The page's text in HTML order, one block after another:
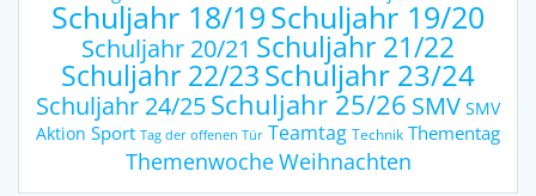
Schuljahr 18/19Schuljahr 19/20
Schuljahr 20/21 Schuljahr 21/22
Schuljahr 22/23Schuljahr 23/24
Schuljahr 24/25Schuljahr 25/26 SMV SMV
Aktion Sport Tag der offenen Tür Teamtag Technik Thementag
ThemenwocheWeihnachten